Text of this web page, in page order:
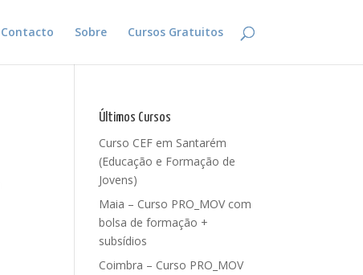
Contacto Sobre Cursos Gratuitos
Últimos Cursos
Curso CEF em Santarém
(Educação e Formação de
Jovens)
Maia – Curso PRO_MOV com
bolsa de formação +
subsídios
Coimbra – Curso PRO_MOV